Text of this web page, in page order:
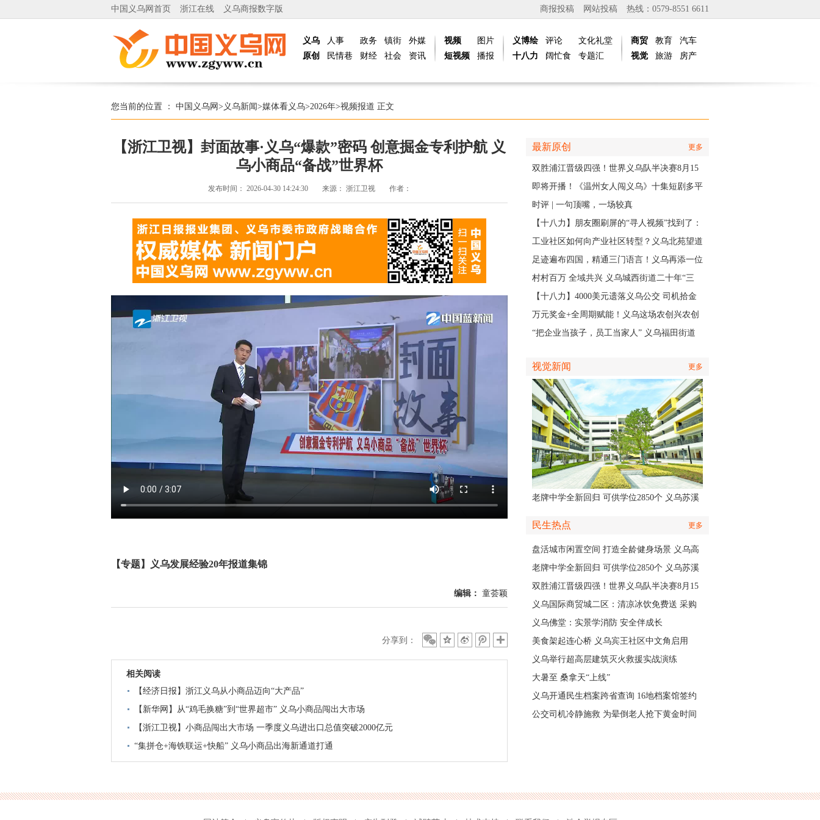
中国义乌网首页 浙江在线 义乌商报数字版 热线：0579-8551 6611
网站投稿
商报投稿
义乌
原创
人事
民情巷
政务
财经
镇街
社会
外媒
资讯
视频
短视频
图片
播报
义博绘
十八力
评论
阔忙食
文化礼堂
专题汇
商贸
视觉
教育
旅游
汽车
房产
您当前的位置 ： 中国义乌网 > 义乌新闻>媒体看义乌>2026年>视频报道 正文
【浙江卫视】封面故事·义乌“爆款”密码 创意掘金专利护航 义
乌小商品“备战”世界杯
发布时间： 2026-04-30 14:24:30 来源： 浙江卫视 作者：
【专题】义乌发展经验20年报道集锦
编辑： 童荟颖
分享到：
相关阅读
【经济日报】浙江义乌从小商品迈向“大产品”
【新华网】从“鸡毛换糖”到“世界超市” 义乌小商品闯出大市场
【浙江卫视】小商品闯出大市场 一季度义乌进出口总值突破2000亿元
“集拼仓+海铁联运+快船” 义乌小商品出海新通道打通
最新原创 更多
双胜浦江晋级四强！世界义乌队半决赛8月15
日主场开打
即将开播！《温州女人闯义乌》十集短剧多平
台同步上线
时评 | 一句顶嘴，一场较真
【十八力】朋友圈刷屏的“寻人视频”找到了：
那个递出雨衣的义乌排水人，原来是他
工业社区如何向产业社区转型？义乌北苑望道
社区将IP作为“金钥匙”
足迹遍布四国，精通三门语言！义乌再添一位
外籍医生
村村百万 全域共兴 义乌城西街道二十年“三
地”实践，绘就产业共富新图景
【十八力】4000美元遗落义乌公交 司机拾金
不昧获外国客商点赞
万元奖金+全周期赋能！义乌这场农创兴农创
业大赛开启报名
“把企业当孩子，员工当家人” 义乌福田街道
视觉新闻 更多
老牌中学全新回归 可供学位2850个 义乌苏溪
民生热点 更多
盘活城市闲置空间 打造全龄健身场景 义乌高
质量落地省级文体民生实事
老牌中学全新回归 可供学位2850个 义乌苏溪
中学9月投用
双胜浦江晋级四强！世界义乌队半决赛8月15
日主场开打
义乌国际商贸城二区：清凉冰饮免费送 采购
商可就近领取
义乌佛堂：实景学消防 安全伴成长
美食架起连心桥 义乌宾王社区中文角启用
义乌举行超高层建筑灭火救援实战演练
大暑至 桑拿天“上线”
义乌开通民生档案跨省查询 16地档案馆签约
合作
公交司机冷静施救 为晕倒老人抢下黄金时间